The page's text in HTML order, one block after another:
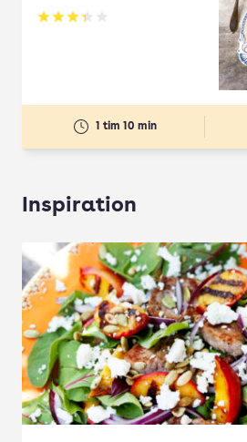
Betyg: 3.33 av 5
1 tim 10 min
Inspiration